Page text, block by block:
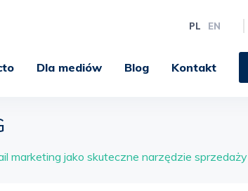
PL EN
Dla mediów Blog Kontakt
marketing jako skuteczne narzędzie sprzedaży